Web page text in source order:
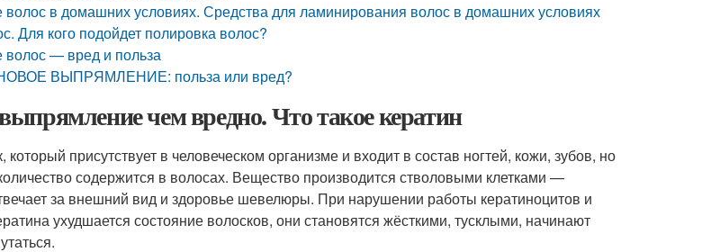
в домашних условиях. Средства для ламинирования волос в домашних условиях
Для кого подойдет полировка волос?
— вред и польза
ВЫПРЯМЛЕНИЕ: польза или вред?
чем вредно. Что такое кератин
присутствует в человеческом организме и входит в состав ногтей, кожи, зубов, но
содержится в волосах. Вещество производится стволовыми клетками —
за внешний вид и здоровье шевелюры. При нарушении работы кератиноцитов и
ухудшается состояние волосков, они становятся жёсткими, тусклыми, начинают